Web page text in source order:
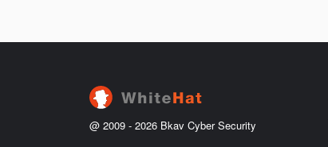
@ 2009 - 2026 Bkav Cyber Security